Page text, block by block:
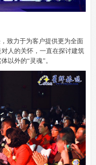
致力于为客户提供更为全面
人的关怀，一直在探讨建筑
以外的“灵魂”。